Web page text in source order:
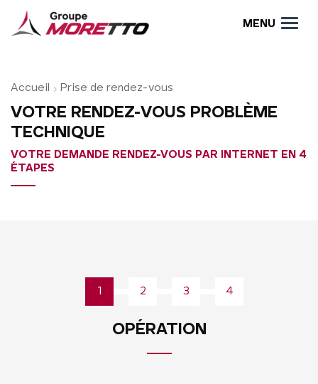
MENU
Accueil Prise de rendez-vous
VOTRE RENDEZ-VOUS PROBLÈME
TECHNIQUE
VOTRE DEMANDE RENDEZ-VOUS PAR INTERNET EN 4
ÉTAPES
1 2 3 4
OPÉRATION